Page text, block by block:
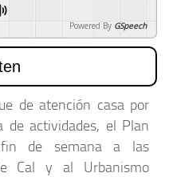
Powered By GSpeech
de atención casa por
de actividades, el Plan
de semana a las
Cal y al Urbanismo